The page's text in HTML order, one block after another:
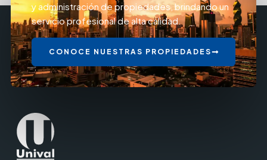
y administración de propiedades, brindando un
servicio profesional de alta calidad.
CONOCE NUESTRAS PROPIEDADES